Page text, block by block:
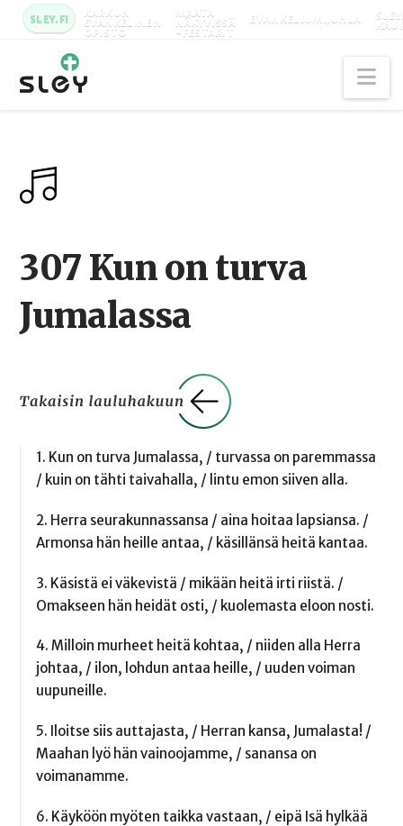
SLEY.FI KARKUN
EVANKELINEN
OPISTO
MAATA
NÄKYVISSÄ
-FESTARIT
EVANKELIUMIJUHLA
307 Kun on turva
Jumalassa
1. Kun on turva Jumalassa, / turvassa on paremmassa
/ kuin on tähti taivahalla, / lintu emon siiven alla.
2. Herra seurakunnassansa / aina hoitaa lapsiansa. /
Armonsa hän heille antaa, / käsillänsä heitä kantaa.
3. Käsistä ei väkevistä / mikään heitä irti riistä. /
Omakseen hän heidät osti, / kuolemasta eloon nosti.
4. Milloin murheet heitä kohtaa, / niiden alla Herra
johtaa, / ilon, lohdun antaa heille, / uuden voiman
uupuneille.
5. Iloitse siis auttajasta, / Herran kansa, Jumalasta! /
Maahan lyö hän vainoojamme, / sanansa on
voimanamme.
6. Käyköön myöten taikka vastaan, / eipä Isä hylkää